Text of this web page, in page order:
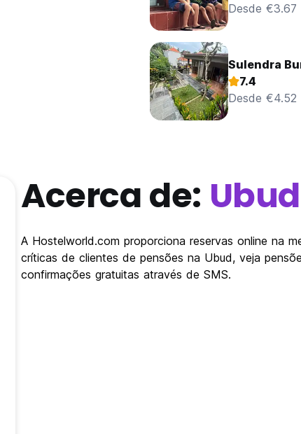
Desde €3.67
Sulendra
7.4
Desde €4.52
Acerca de: Ubud
A Hostelworld.com proporciona reservas online na
críticas de clientes de pensões na Ubud, veja
confirmações gratuitas através de SMS.